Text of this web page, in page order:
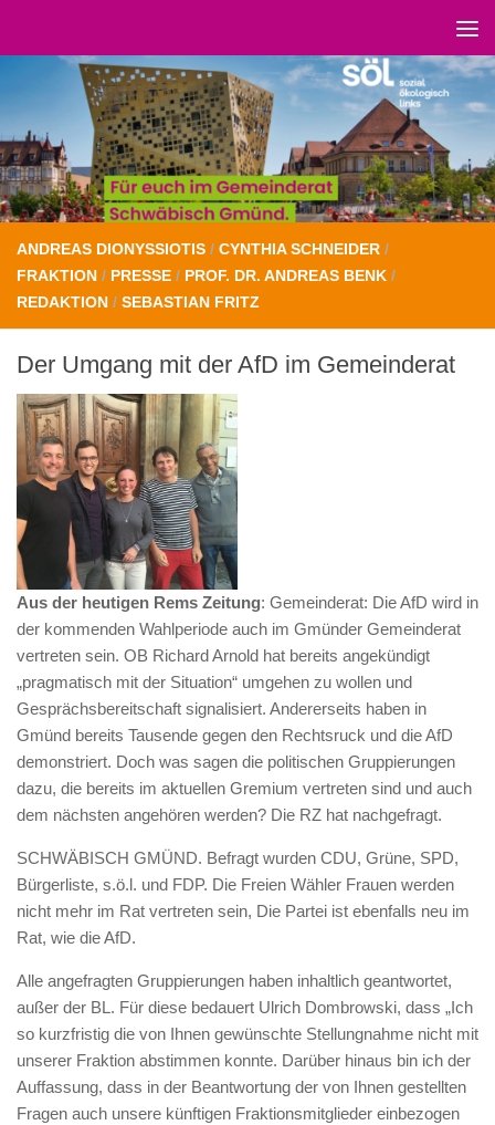
ANDREAS DIONYSSIOTIS / CYNTHIA SCHNEIDER /
FRAKTION / PRESSE / PROF. DR. ANDREAS BENK /
REDAKTION / SEBASTIAN FRITZ
Der Umgang mit der AfD im Gemeinderat
Aus der heutigen Rems Zeitung: Gemeinderat: Die AfD wird in
der kommenden Wahlperiode auch im Gmünder Gemeinderat
vertreten sein. OB Richard Arnold hat bereits angekündigt
„pragmatisch mit der Situation“ umgehen zu wollen und
Gesprächsbereitschaft signalisiert. Andererseits haben in
Gmünd bereits Tausende gegen den Rechtsruck und die AfD
demonstriert. Doch was sagen die politischen Gruppierungen
dazu, die bereits im aktuellen Gremium vertreten sind und auch
dem nächsten angehören werden? Die RZ hat nachgefragt.
SCHWÄBISCH GMÜND. Befragt wurden CDU, Grüne, SPD,
Bürgerliste, s.ö.l. und FDP. Die Freien Wähler Frauen werden
nicht mehr im Rat vertreten sein, Die Partei ist ebenfalls neu im
Rat, wie die AfD.
Alle angefragten Gruppierungen haben inhaltlich geantwortet,
außer der BL. Für diese bedauert Ulrich Dombrowski, dass „Ich
so kurzfristig die von Ihnen gewünschte Stellungnahme nicht mit
unserer Fraktion abstimmen konnte. Darüber hinaus bin ich der
Auffassung, dass in der Beantwortung der von Ihnen gestellten
Fragen auch unsere künftigen Fraktionsmitglieder einbezogen